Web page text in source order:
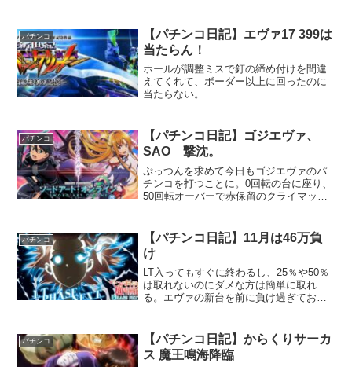
し、外れる。まあ、クソ弱いので当然の
結果。
パチンコ
【パチンコ日記】エヴァ17 399は
当たらん！
ホールが調整ミスで釘の締め付けを間違
えてくれて、ボーダー以上に回ったのに
当たらない。
パチンコ
【パチンコ日記】ゴジエヴァ、
SAO 撃沈。
ぷっつんを求めて今日もゴジエヴァのパ
チンコを打つことに。0回転の台に座り、
50回転オーバーで赤保留のクライマック
ライマックスリーチに発展！レバブル無
しなので外れる・・・デジャブ？(笑)
パチンコ
【パチンコ日記】11月は46万負
け
LT入ってもすぐに終わるし、25％や50％
は取れないのにダメな方は簡単に取れ
る。エヴァの新台を前に負け過ぎてお金
パチンコ
【パチンコ日記】からくりサーカ
ス 魔王鳴海降臨